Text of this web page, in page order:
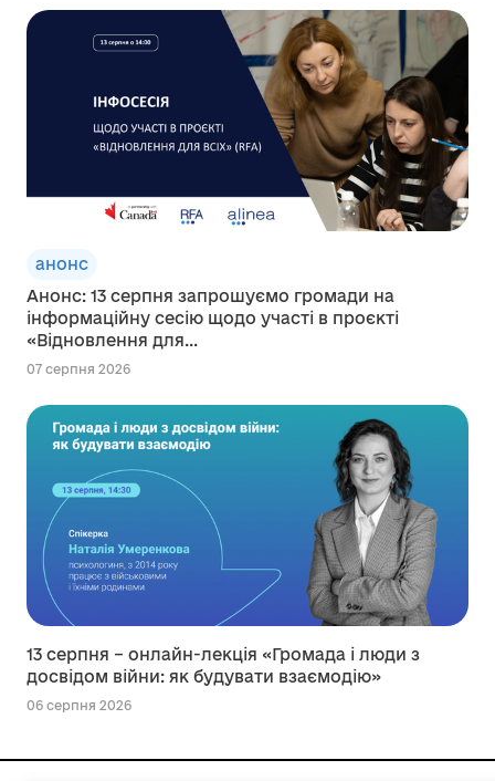
анонс
Анонс: 13 серпня запрошуємо громади на
інформаційну сесію щодо участі в проєкті
«Відновлення для...
07 серпня 2026
13 серпня – онлайн-лекція «Громада і люди з
досвідом війни: як будувати взаємодію»
06 серпня 2026